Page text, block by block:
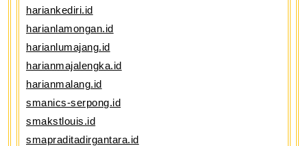
hariankediri.id
harianlamongan.id
harianlumajang.id
harianmajalengka.id
harianmalang.id
smanics-serpong.id
smakstlouis.id
smapraditadirgantara.id